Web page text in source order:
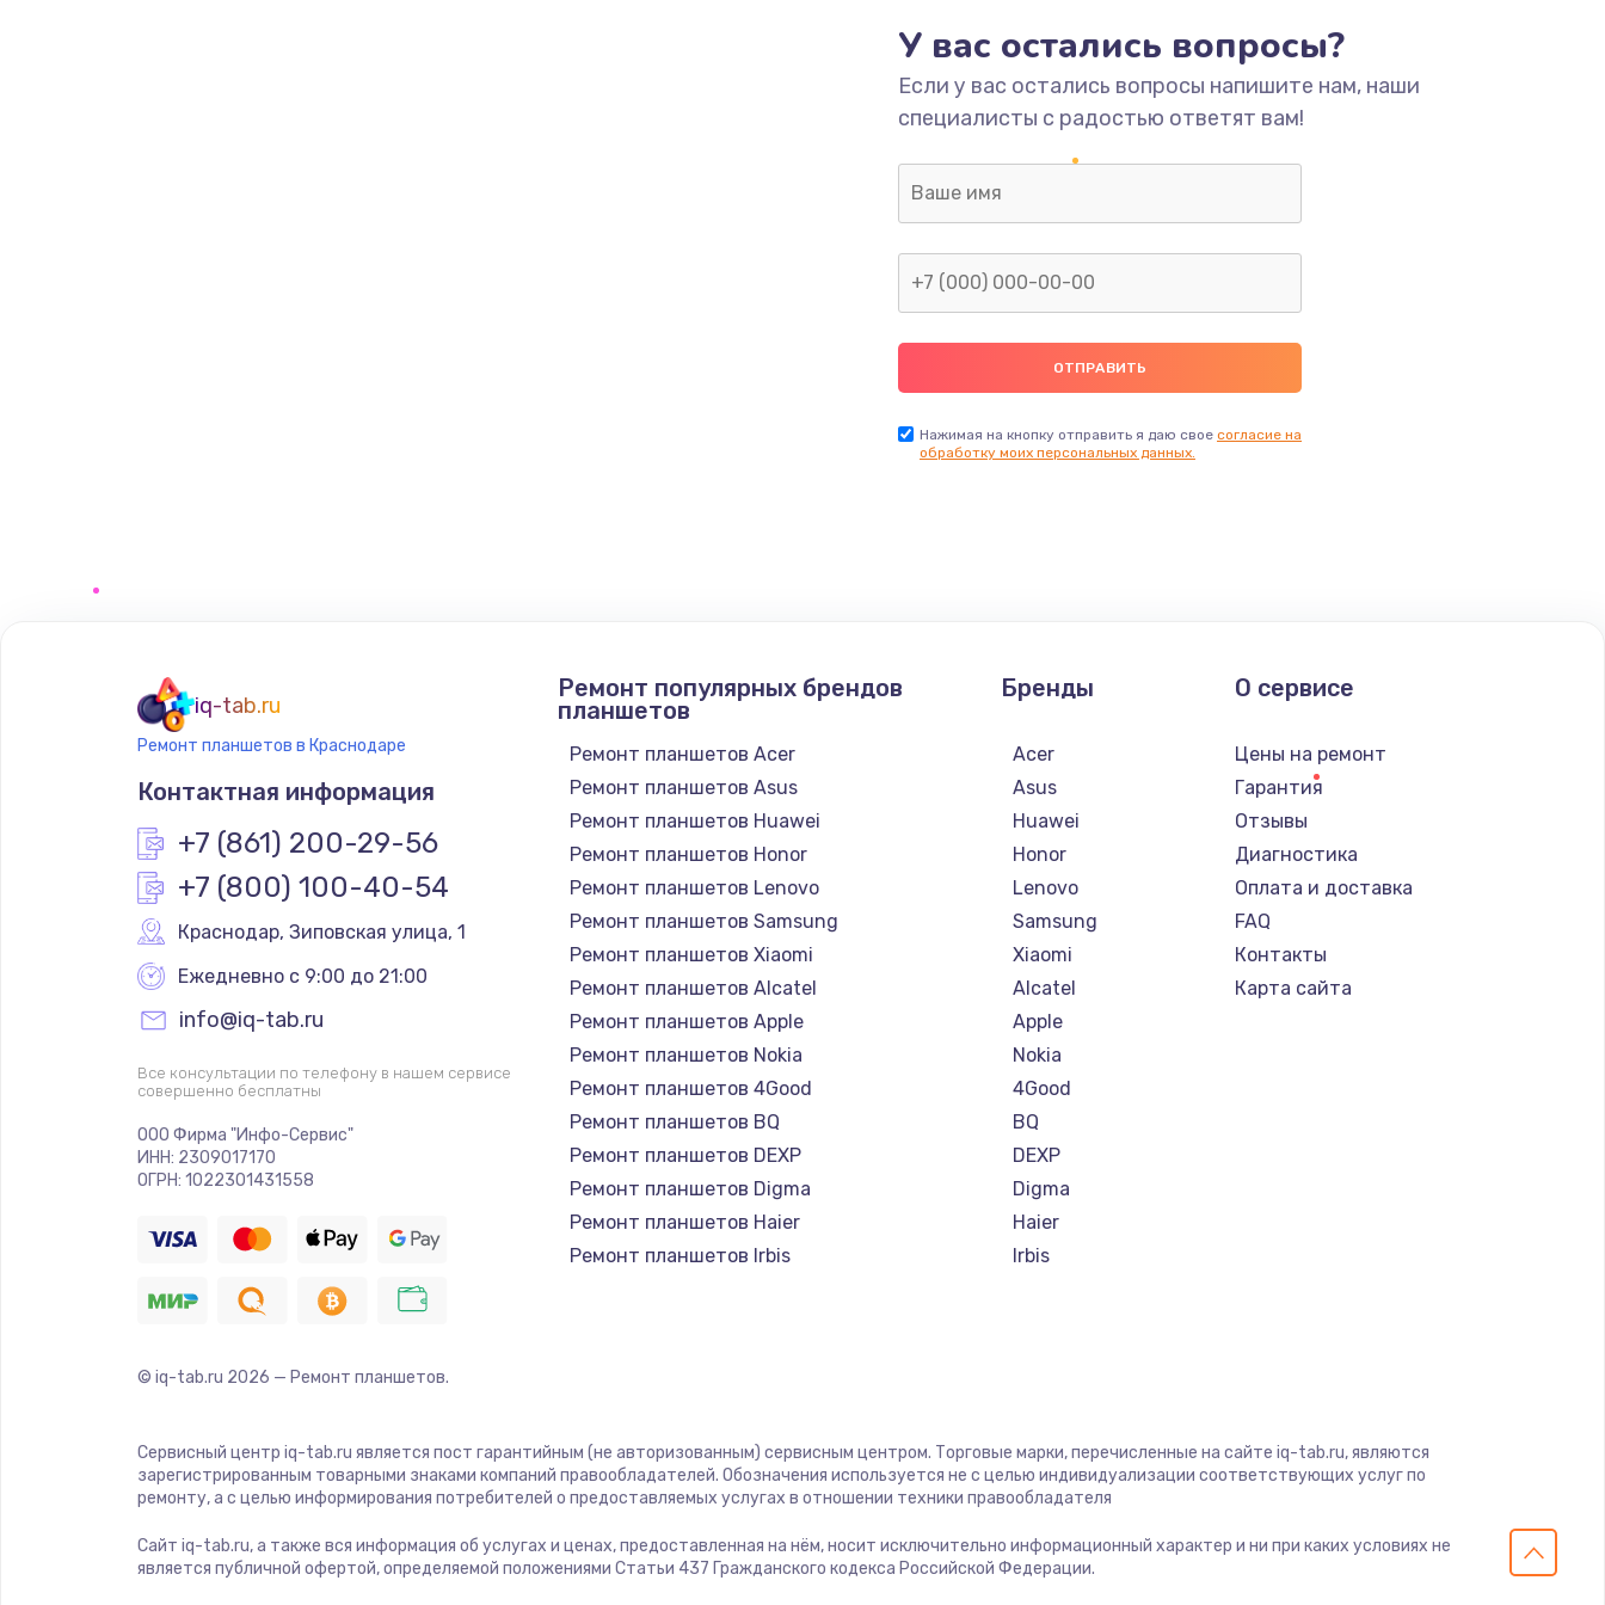
Заказать
Заказать
Заказать
Заказать
У вас остались вопросы?
Если у вас остались вопросы напишите нам, наши
специалисты с радостью ответят вам!
Нажимая на кнопку отправить я даю свое согласие на
обработку моих персональных данных.
iq-tab.ru
Ремонт планшетов в Краснодаре
Контактная информация
+7 (861) 200-29-56
+7 (800) 100-40-54
Краснодар, Зиповская улица, 1
Ежедневно с 9:00 до 21:00
info@iq-tab.ru
Все консультации по телефону в нашем сервисе
совершенно бесплатны
ООО Фирма "Инфо-Сервис"
ИНН: 2309017170
ОГРН: 1022301431558
Ремонт популярных брендов
планшетов
Ремонт планшетов Acer
Ремонт планшетов Asus
Ремонт планшетов Huawei
Ремонт планшетов Honor
Ремонт планшетов Lenovo
Ремонт планшетов Samsung
Ремонт планшетов Xiaomi
Ремонт планшетов Alcatel
Ремонт планшетов Apple
Ремонт планшетов Nokia
Ремонт планшетов 4Good
Ремонт планшетов BQ
Ремонт планшетов DEXP
Ремонт планшетов Digma
Ремонт планшетов Haier
Ремонт планшетов Irbis
Ремонт планшетов Philips
Ремонт планшетов Dell
Ремонт планшетов Getac
Бренды
Acer
Asus
Huawei
Honor
Lenovo
Samsung
Xiaomi
Alcatel
Apple
Nokia
4Good
BQ
DEXP
Digma
Haier
Irbis
Philips
Dell
Getac
О сервисе
Цены на ремонт
Гарантия
Отзывы
Диагностика
Оплата и доставка
FAQ
Контакты
Карта сайта
© iq-tab.ru 2026 — Ремонт планшетов.
Сервисный центр iq-tab.ru является пост гарантийным (не авторизованным) сервисным центром. Торговые марки, перечисленные на сайте iq-tab.ru, являются
зарегистрированным товарными знаками компаний правообладателей. Обозначения используется не с целью индивидуализации соответствующих услуг по
ремонту, а с целью информирования потребителей о предоставляемых услугах в отношении техники правообладателя
Сайт iq-tab.ru, а также вся информация об услугах и ценах, предоставленная на нём, носит исключительно информационный характер и ни при каких условиях не
является публичной офертой, определяемой положениями Статьи 437 Гражданского кодекса Российской Федерации.